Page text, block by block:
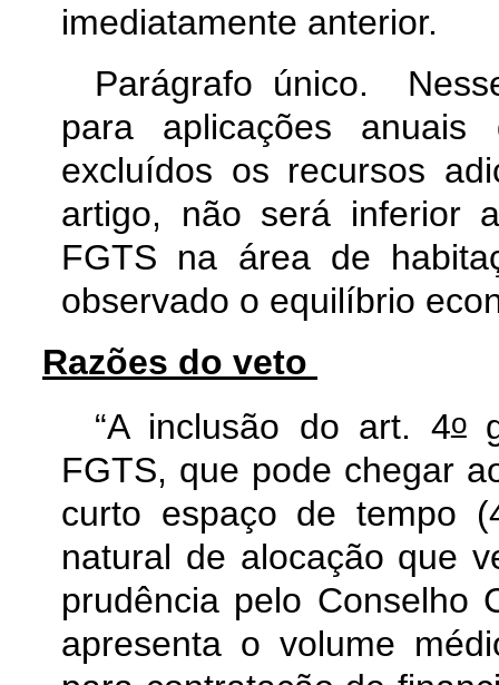
imediatamente anterior.
Parágrafo único.
para aplicações
excluídos os recursos
artigo, não será inferior
FGTS na área de
observado o equilíbrio
Razões do veto
“A inclusão do art. 4o
FGTS, que pode chegar
curto espaço de tempo
natural de alocação que
prudência pelo Conselho
apresenta o volume